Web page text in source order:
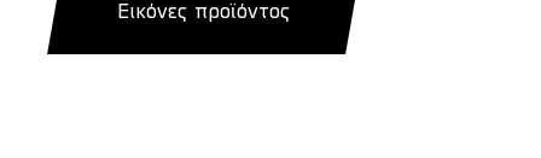
Εικόνες προϊόντος